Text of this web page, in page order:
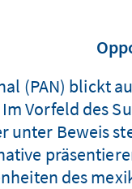
(­PAN) blickt
Vorfeld des
unter Beweis
des